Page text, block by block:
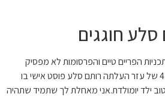
חוגגים
טיים והפרסומות לא מפסיק
לרגל יום הולדתו ה42 של עזר העלתה רותם סלע פוסט אישי בו
יומולדת.אני מאחלת לך שתמיד שתהיה